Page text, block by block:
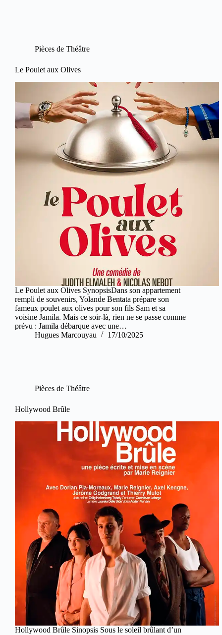
Pièces de Théâtre
Le Poulet aux Olives
Le Poulet aux Olives SynopsisDans son appartement
rempli de souvenirs, Yolande Bentata prépare son
fameux poulet aux olives pour son fils Sam et sa
voisine Jamila. Mais ce soir-là, rien ne se passe comme
prévu : Jamila débarque avec une…
Hugues Marcouyau
17/10/2025
Pièces de Théâtre
Hollywood Brûle
Hollywood Brûle Sinopsis Sous le soleil brûlant d’un